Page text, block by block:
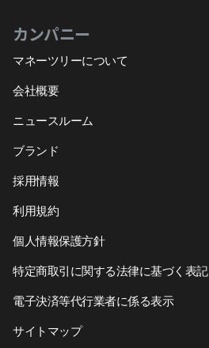
カンパニー
マネーツリーについて
会社概要
ニュースルーム
ブランド
採用情報
利用規約
個人情報保護方針
特定商取引に関する法律に基づく表記
電子決済等代行業者に係る表示
サイトマップ